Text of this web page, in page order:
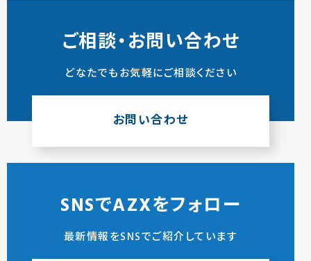
ご相談・お問い合わせ
どなたでもお気軽にご相談ください
お問い合わせ
SNSでAZXをフォロー
最新情報をSNSでご紹介しています